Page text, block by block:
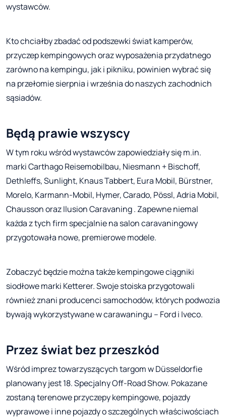
wystawców.
Kto chciałby zbadać od podszewki świat kamperów,
przyczep kempingowych oraz wyposażenia przydatnego
zarówno na kempingu, jak i pikniku, powinien wybrać się
na przełomie sierpnia i września do naszych zachodnich
sąsiadów.
Będą prawie wszyscy
W tym roku wśród wystawców zapowiedziały się m.in.
marki Carthago Reisemobilbau, Niesmann + Bischoff,
Dethleffs, Sunlight, Knaus Tabbert, Eura Mobil, Bürstner,
Morelo, Karmann-Mobil, Hymer, Carado, Pössl, Adria Mobil,
Chausson oraz Ilusion Caravaning . Zapewne niemal
każda z tych firm specjalnie na salon caravaningowy
przygotowała nowe, premierowe modele.
Zobaczyć będzie można także kempingowe ciągniki
siodłowe marki Ketterer. Swoje stoiska przygotowali
również znani producenci samochodów, których podwozia
bywają wykorzystywane w carawaningu – Ford i Iveco.
Przez świat bez przeszkód
Wśród imprez towarzyszących targom w Düsseldorfie
planowany jest 18. Specjalny Off-Road Show. Pokazane
zostaną terenowe przyczepy kempingowe, pojazdy
wyprawowe i inne pojazdy o szczególnych właściwościach